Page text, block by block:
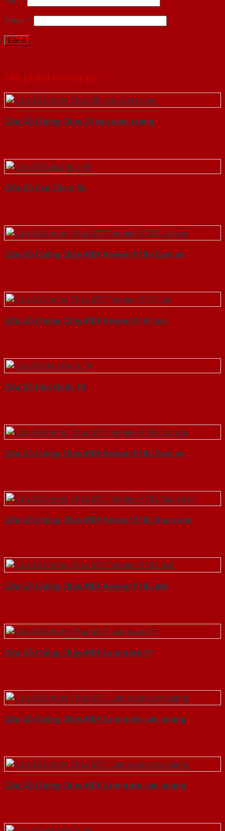
Email *
Sản phẩm tương tự
Cửa Gỗ Chống Cháy 2P son xam trang
Cửa Gỗ Cao Cấp o fix
Cửa Gỗ Chống Cháy MDF Veneer P1R4 Cam xe
Cửa Gỗ Chống Cháy MDF Veneer P1G1 soi
Cửa Gỗ Hàn Quốc 1K
Cửa Gỗ Chống Cháy MDF Veneer P1R2 Cam xe
Cửa Gỗ Chống Cháy MDF Veneer P1R2 Xoan dao
Cửa Gỗ Chống Cháy MDF Veneer P1R2 ash
Cửa Gỗ Chống Cháy MDF Laminate P1
Cửa Gỗ Chống Cháy MDF Laminate van ngang
Cửa Gỗ Chống Cháy MDF Laminate van ngang